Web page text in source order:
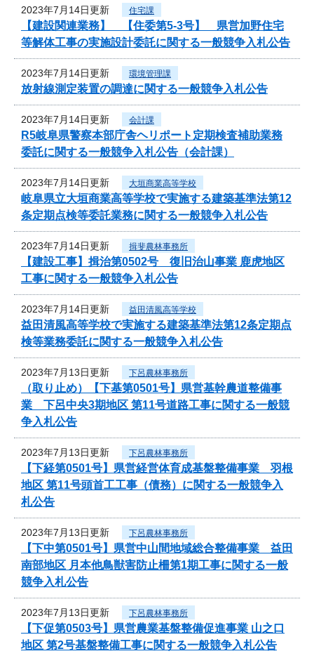
2023年7月14日更新 住宅課
【建設関連業務】 【住委第5-3号】 県営加野住宅
等解体工事の実施設計委託に関する一般競争入札公告
2023年7月14日更新 環境管理課
放射線測定装置の調達に関する一般競争入札公告
2023年7月14日更新 会計課
R5岐阜県警察本部庁舎ヘリポート定期検査補助業務
委託に関する一般競争入札公告（会計課）
2023年7月14日更新 大垣商業高等学校
岐阜県立大垣商業高等学校で実施する建築基準法第12
条定期点検等委託業務に関する一般競争入札公告
2023年7月14日更新 揖斐農林事務所
【建設工事】揖治第0502号 復旧治山事業 鹿虎地区
工事に関する一般競争入札公告
2023年7月14日更新 益田清風高等学校
益田清風高等学校で実施する建築基準法第12条定期点
検等業務委託に関する一般競争入札公告
2023年7月13日更新 下呂農林事務所
（取り止め）【下基第0501号】県営基幹農道整備事
業 下呂中央3期地区 第11号道路工事に関する一般競
争入札公告
2023年7月13日更新 下呂農林事務所
【下経第0501号】県営経営体育成基盤整備事業 羽根
地区 第11号頭首工工事（債務）に関する一般競争入
札公告
2023年7月13日更新 下呂農林事務所
【下中第0501号】県営中山間地域総合整備事業 益田
南部地区 月本他鳥獣害防止柵第1期工事に関する一般
競争入札公告
2023年7月13日更新 下呂農林事務所
【下促第0503号】県営農業基盤整備促進事業 山之口
地区 第2号基盤整備工事に関する一般競争入札公告